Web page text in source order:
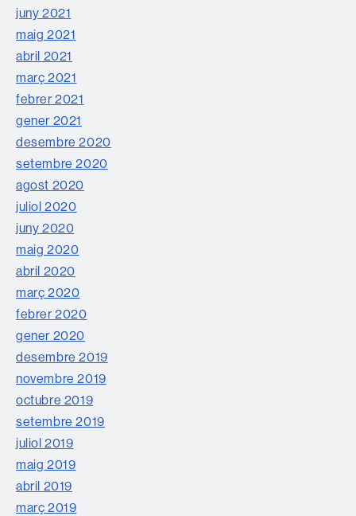
juny 2021
maig 2021
abril 2021
març 2021
febrer 2021
gener 2021
desembre 2020
setembre 2020
agost 2020
juliol 2020
juny 2020
maig 2020
abril 2020
març 2020
febrer 2020
gener 2020
desembre 2019
novembre 2019
octubre 2019
setembre 2019
juliol 2019
maig 2019
abril 2019
març 2019